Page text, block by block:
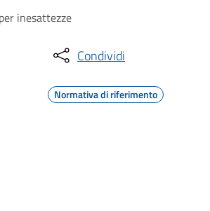
inesattezze
Condividi
Normativa di riferimento